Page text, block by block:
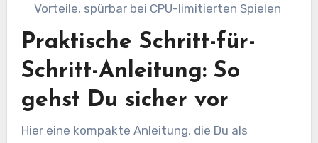
Vorteile, spürbar bei CPU-limitierten Spielen
Praktische Schritt-für-
Schritt-Anleitung: So
gehst Du sicher vor
Hier eine kompakte Anleitung, die Du als